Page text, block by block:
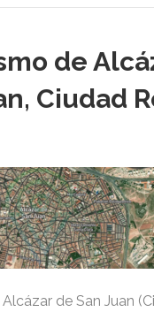
de
Ciudad
de San Juan